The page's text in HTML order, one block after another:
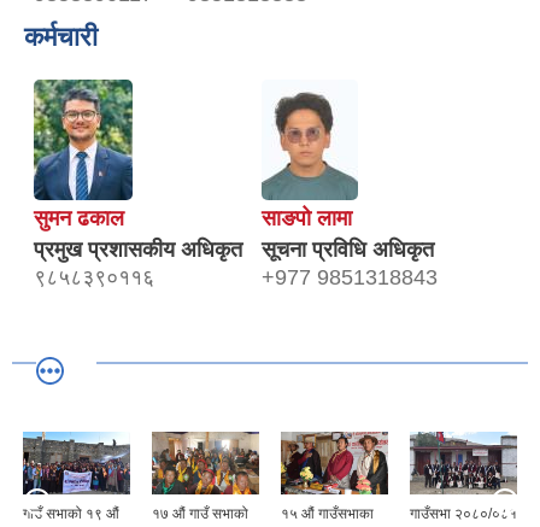
कर्मचारी
सुमन ढकाल
प्रमुख प्रशासकीय अधिकृत
९८५८३९०११६
साङपो लामा
सूचना प्रविधि अधिकृत
+977 9851318843
गाउँ सभाको १९ औं १७ औं गाउँ सभाको १५ औं गाउँसभाका गाउँसभा २०८०/०८१